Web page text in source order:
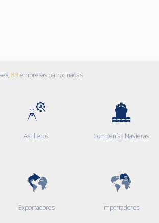
83 empresas patrocinadas
Astilleros Compañías Navieras
Exportadores Importadores